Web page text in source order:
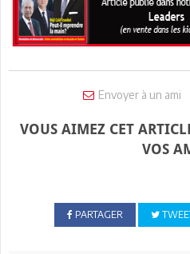
Envoyer à un ami
VOUS AIMEZ CET
VOS
PARTAGER